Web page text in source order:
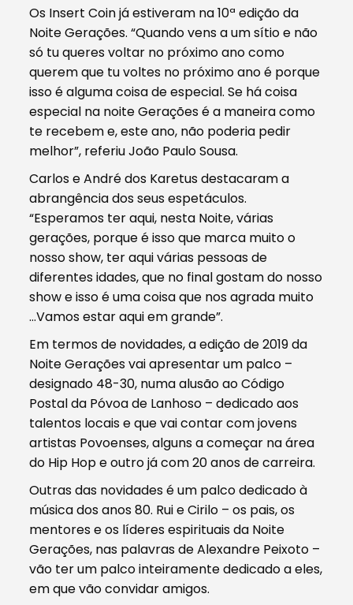
Os Insert Coin já estiveram na 10ª edição da
Noite Gerações. “Quando vens a um sítio e não
só tu queres voltar no próximo ano como
querem que tu voltes no próximo ano é porque
isso é alguma coisa de especial. Se há coisa
especial na noite Gerações é a maneira como
te recebem e, este ano, não poderia pedir
melhor”, referiu João Paulo Sousa.
Carlos e André dos Karetus destacaram a
abrangência dos seus espetáculos.
“Esperamos ter aqui, nesta Noite, várias
gerações, porque é isso que marca muito o
nosso show, ter aqui várias pessoas de
diferentes idades, que no final gostam do nosso
show e isso é uma coisa que nos agrada muito
…Vamos estar aqui em grande”.
Em termos de novidades, a edição de 2019 da
Noite Gerações vai apresentar um palco –
designado 48-30, numa alusão ao Código
Postal da Póvoa de Lanhoso – dedicado aos
talentos locais e que vai contar com jovens
artistas Povoenses, alguns a começar na área
do Hip Hop e outro já com 20 anos de carreira.
Outras das novidades é um palco dedicado à
música dos anos 80. Rui e Cirilo – os pais, os
mentores e os líderes espirituais da Noite
Gerações, nas palavras de Alexandre Peixoto –
vão ter um palco inteiramente dedicado a eles,
em que vão convidar amigos.